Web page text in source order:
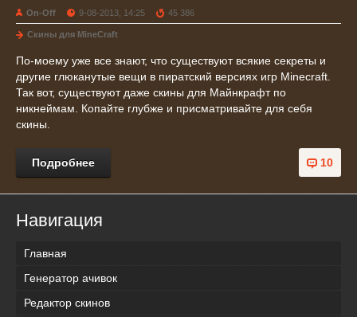
On-Off 9-08-2013, 14:25 45 386
Скины для MineCraft
По-моему уже все знают, что существуют всякие секреты и
другие глюканутые вещи в пиратский версиях игр Minecraft.
Так вот, существуют даже скины для Майнкрафт по
никнеймам. Копайте глубже и присматривайте для себя
скины.
10
Подробнее
Навигация
Главная
Генератор ачивок
Редактор скинов